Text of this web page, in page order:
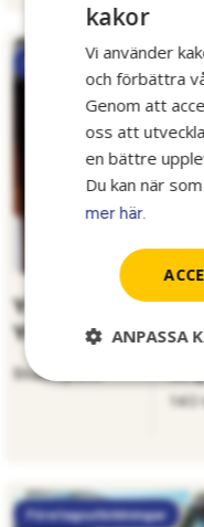
Företagsutbildningar
YKB
Yrkesförare
Studieplats
Företagsutbildningar
kakor
Vi använder
och förbättra
Genom att
oss att
en bättre
Du kan när
mer här.
ANPASSA